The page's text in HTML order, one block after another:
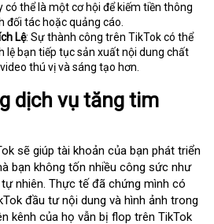
có thể là một cơ hội để kiếm tiền thông
đối tác hoặc quảng cáo.
Lệ: Sự thành công trên TikTok có thể
lệ bạn tiếp tục sản xuất nội dung chất
thú vị và sáng tạo hơn.
dịch vụ tăng tim
sẽ giúp tài khoản của bạn phát triển
bạn không tốn nhiều công sức như
nhiên. Thực tế đã chứng mình có
đầu tư nội dung và hình ảnh trong
kênh của họ vẫn bị flop trên TikTok